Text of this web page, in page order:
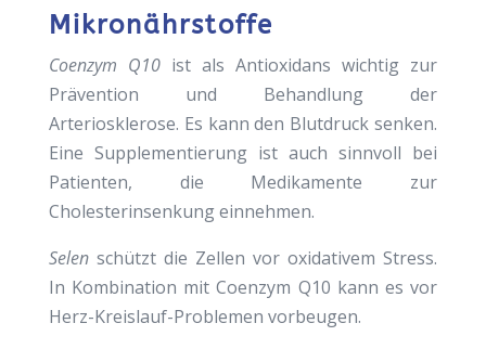
Mikronährstoffe
Coenzym Q10ist als Antioxidans wichtig zur
Prävention und Behandlung der
Arteriosklerose. Es kann den Blutdruck senken.
Eine Supplementierung ist auch sinnvoll bei
Patienten, die Medikamente zur
Cholesterinsenkung einnehmen.
Selenschützt die Zellen vor oxidativem Stress.
In Kombination mit Coenzym Q10 kann es vor
Herz-Kreislauf-Problemen vorbeugen.